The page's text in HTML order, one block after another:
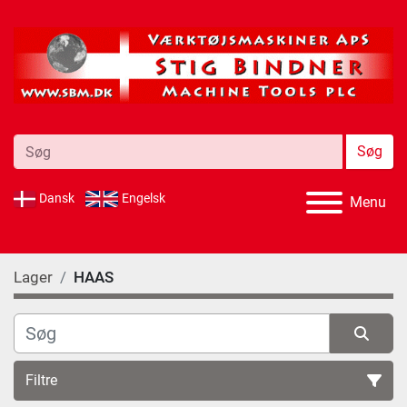
Søg
Dansk Engelsk Menu
Lager HAAS
Filtre